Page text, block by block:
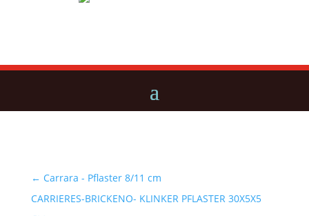
← Carrara - Pflaster 8/11 cm
CARRIERES-BRICKENO- KLINKER PFLASTER 30X5X5